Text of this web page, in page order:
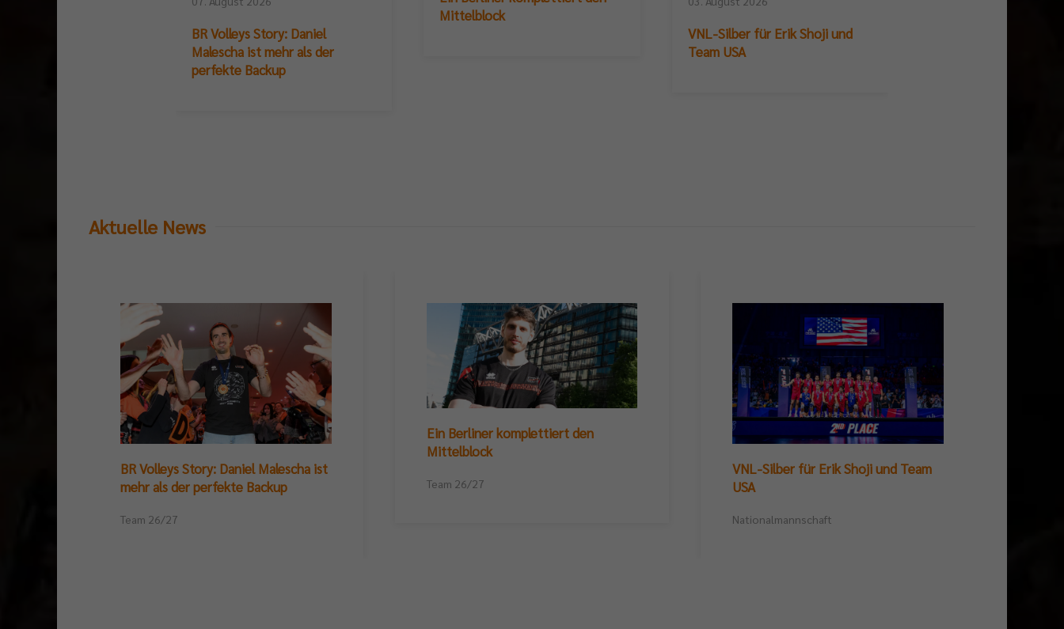
BR Volleys Story: Daniel
Malescha ist mehr als der
perfekte Backup
Mittelblock
VNL-Silber für Erik Shoji und
Team USA
Aktuelle News
BR Volleys Story: Daniel Malescha ist
mehr als der perfekte Backup
Team 26/27
Ein Berliner komplettiert den
Mittelblock
Team 26/27
VNL-Silber für Erik Shoji und Team
USA
Nationalmannschaft